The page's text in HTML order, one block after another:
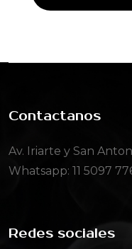
Contactanos
Av. Iriarte y San
Whatsapp: 11 5097
Redes sociales